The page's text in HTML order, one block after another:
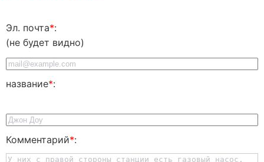
Эл. почта*:
(не будет видно)
название*:
Комментарий*: